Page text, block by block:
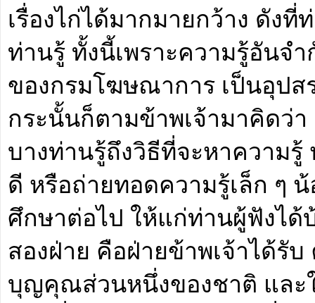
เรื่องไก่ได้มากมายกว้าง ดัง
ท่านรู้ ทั้งนี้เพราะความรู้อันจ
ของกรมโฆษณาการ เป็นอุป
กระนั้นก็ตามข้าพเจ้ามาคิดว่
บางท่านรู้ถึงวิธีที่จะหาความรู้
ดี หรือถ่ายทอดความรู้เล็ก ๆ
ศึกษาต่อไป ให้แก่ท่านผู้ฟังได้
สองฝ่าย คือฝ่ายข้าพเจ้าได้รั
บุญคุณส่วนหนึ่งของชาติ และ